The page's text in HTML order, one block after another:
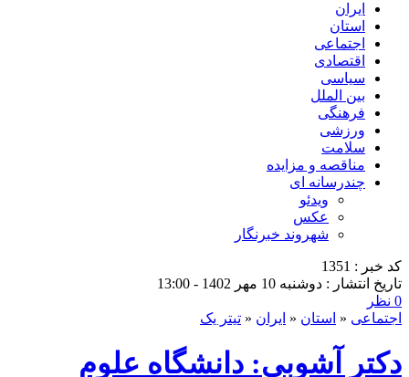
ایران
استان
اجتماعی
اقتصادی
سیاسی
بین الملل
فرهنگی
ورزشی
سلامت
مناقصه و مزایده
چندرسانه ای
ویدئو
عکس
شهروند خبرنگار
کد خبر : 1351
تاریخ انتشار : دوشنبه 10 مهر 1402 - 13:00
0 نظر
اجتماعی « استان « ایران « تیتر یک
دکتر آشوبی: دانشگاه علوم